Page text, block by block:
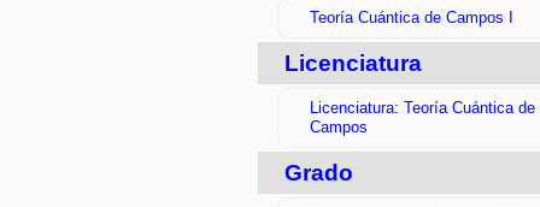
Teoría Cuántica de Campos I
Licenciatura
Licenciatura: Teoría Cuántica de
Campos
Grado